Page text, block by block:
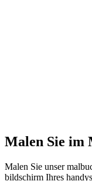
Malen Sie im
Malen Sie unser
bildschirm Ihres